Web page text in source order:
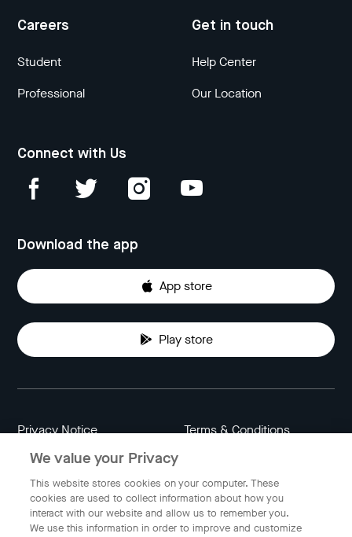
Careers
Student
Professional
Get in touch
Help Center
Our Location
Connect with Us
Download the app
App store
Play store
Privacy Notice Terms & Conditions
Data Attribution
Indonesia
We value your Privacy
This website stores cookies on your computer. These
cookies are used to collect information about how you
interact with our website and allow us to remember you.
We use this information in order to improve and customize